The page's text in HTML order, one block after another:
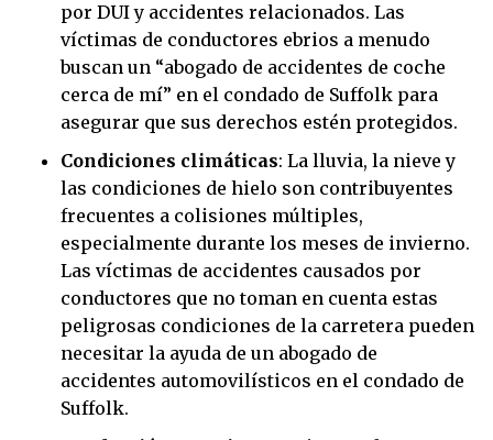
por DUI y accidentes relacionados. Las
víctimas de conductores ebrios a menudo
buscan un “abogado de accidentes de coche
cerca de mí” en el condado de Suffolk para
asegurar que sus derechos estén protegidos.
Condiciones climáticas: La lluvia, la nieve y
las condiciones de hielo son contribuyentes
frecuentes a colisiones múltiples,
especialmente durante los meses de invierno.
Las víctimas de accidentes causados por
conductores que no toman en cuenta estas
peligrosas condiciones de la carretera pueden
necesitar la ayuda de un abogado de
accidentes automovilísticos en el condado de
Suffolk.